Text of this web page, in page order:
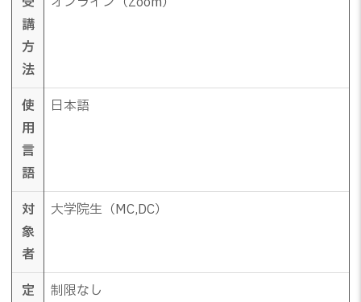
講
方
法
使
用
言
語
日本語
対
象
者
大学院生（MC,DC）
定
制限なし